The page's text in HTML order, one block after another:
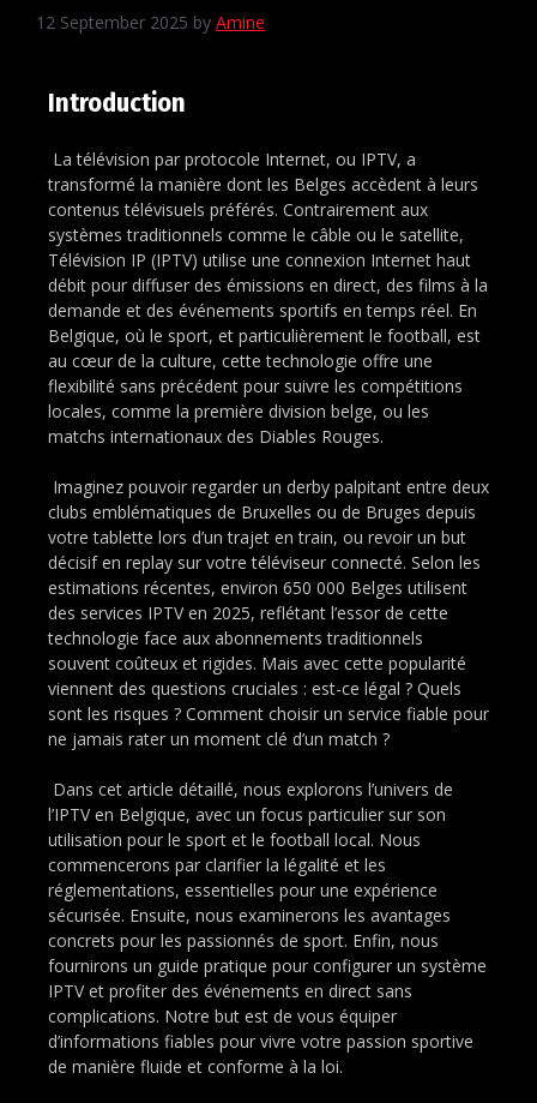
12 September 2025 by Amine
Introduction
La télévision par protocole Internet, ou IPTV, a
transformé la manière dont les Belges accèdent à leurs
contenus télévisuels préférés. Contrairement aux
systèmes traditionnels comme le câble ou le satellite,
Télévision IP (IPTV) utilise une connexion Internet haut
débit pour diffuser des émissions en direct, des films à la
demande et des événements sportifs en temps réel. En
Belgique, où le sport, et particulièrement le football, est
au cœur de la culture, cette technologie offre une
flexibilité sans précédent pour suivre les compétitions
locales, comme la première division belge, ou les
matchs internationaux des Diables Rouges.
Imaginez pouvoir regarder un derby palpitant entre deux
clubs emblématiques de Bruxelles ou de Bruges depuis
votre tablette lors d’un trajet en train, ou revoir un but
décisif en replay sur votre téléviseur connecté. Selon les
estimations récentes, environ 650 000 Belges utilisent
des services IPTV en 2025, reflétant l’essor de cette
technologie face aux abonnements traditionnels
souvent coûteux et rigides. Mais avec cette popularité
viennent des questions cruciales : est-ce légal ? Quels
sont les risques ? Comment choisir un service fiable pour
ne jamais rater un moment clé d’un match ?
Dans cet article détaillé, nous explorons l’univers de
l’IPTV en Belgique, avec un focus particulier sur son
utilisation pour le sport et le football local. Nous
commencerons par clarifier la légalité et les
réglementations, essentielles pour une expérience
sécurisée. Ensuite, nous examinerons les avantages
concrets pour les passionnés de sport. Enfin, nous
fournirons un guide pratique pour configurer un système
IPTV et profiter des événements en direct sans
complications. Notre but est de vous équiper
d’informations fiables pour vivre votre passion sportive
de manière fluide et conforme à la loi.